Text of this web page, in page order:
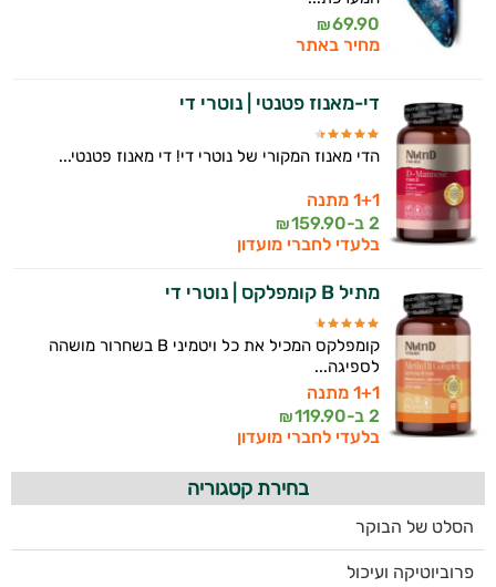
69.90
₪
מחיר באתר
די-מאנוז פטנטי | נוטרי די
הדי מאנוז המקורי של נוטרי די! די מאנוז פטנטי...
1+1 מתנה
2 ב-
159.90
₪
בלעדי לחברי מועדון
מתיל B קומפלקס | נוטרי די
קומפלקס המכיל את כל ויטמיני B בשחרור מושהה
לספיגה...
1+1 מתנה
2 ב-
119.90
₪
בלעדי לחברי מועדון
בחירת קטגוריה
הסלט של הבוקר
פרוביוטיקה ועיכול